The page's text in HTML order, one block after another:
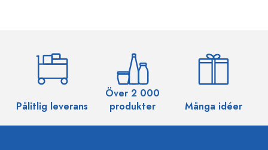
Pålitlig leverans
Över 2 000
produkter
Många idéer